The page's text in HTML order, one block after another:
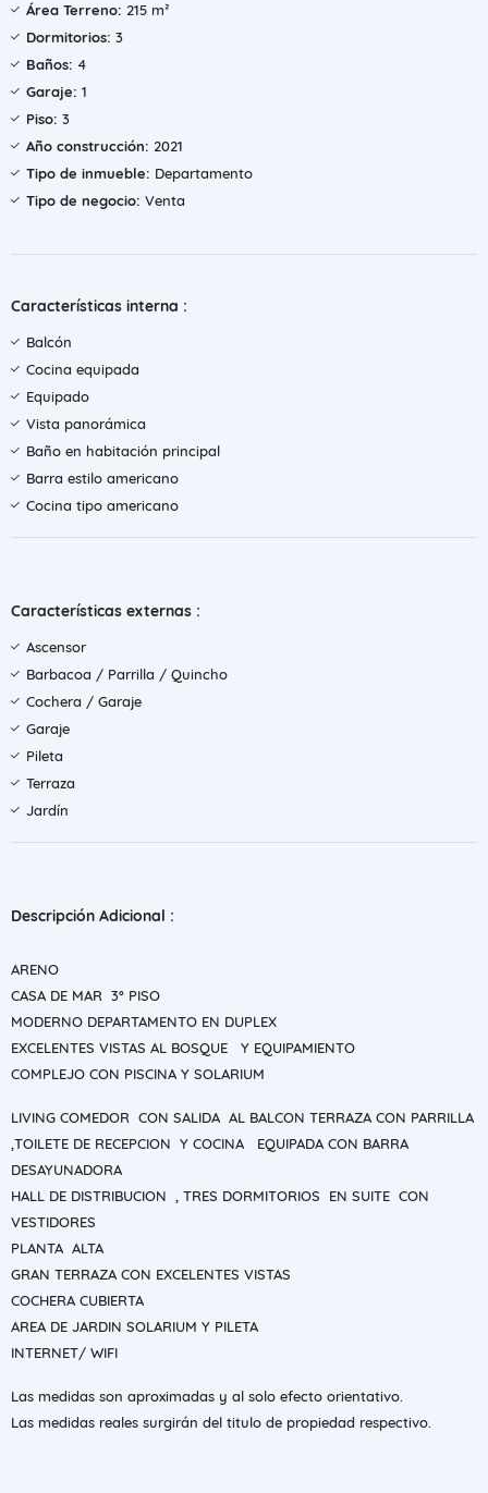
Área Terreno: 215 m²
Dormitorios: 3
Baños: 4
Garaje: 1
Piso: 3
Año construcción: 2021
Tipo de inmueble: Departamento
Tipo de negocio: Venta
Características interna :
Balcón
Cocina equipada
Equipado
Vista panorámica
Baño en habitación principal
Barra estilo americano
Cocina tipo americano
Características externas :
Ascensor
Barbacoa / Parrilla / Quincho
Cochera / Garaje
Garaje
Pileta
Terraza
Jardín
Descripción Adicional :
ARENO
CASA DE MAR 3° PISO
MODERNO DEPARTAMENTO EN DUPLEX
EXCELENTES VISTAS AL BOSQUE Y EQUIPAMIENTO
COMPLEJO CON PISCINA Y SOLARIUM
LIVING COMEDOR CON SALIDA AL BALCON TERRAZA CON PARRILLA
,TOILETE DE RECEPCION Y COCINA EQUIPADA CON BARRA
DESAYUNADORA
HALL DE DISTRIBUCION , TRES DORMITORIOS EN SUITE CON
VESTIDORES
PLANTA ALTA
GRAN TERRAZA CON EXCELENTES VISTAS
COCHERA CUBIERTA
AREA DE JARDIN SOLARIUM Y PILETA
INTERNET/ WIFI
Las medidas son aproximadas y al solo efecto orientativo.
Las medidas reales surgirán del titulo de propiedad respectivo.